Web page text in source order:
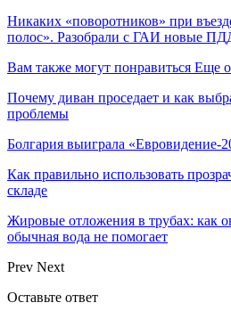
Никаких «поворотников» при
полос». Разобрали с ГАИ новые
Вам также могут понравиться Еще
Почему диван проседает и как
проблемы
Болгария выиграла «Евровидение-
Как правильно использовать
складе
Жировые отложения в трубах: как
обычная вода не помогает
Prev Next
Оставьте ответ